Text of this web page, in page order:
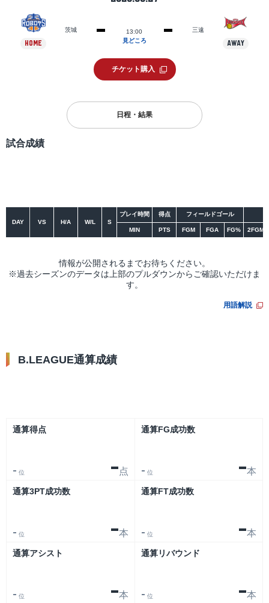
HOME
茨城
13:00
見どころ
三遠
AWAY
チケット購入
日程・結果
試合成績
DAY VS H/A W/L S
プレイ時間 得点 フィールドゴール
MIN PTS FGM FGA FG% 2FGM
情報が公開されるまでお待ちください。
※過去シーズンのデータは上部のプルダウンからご確認いただけま
す。
用語解説
B.LEAGUE通算成績
通算得点
- 位 -点
通算FG成功数
- 位 -本
通算3PT成功数
- 位 -本
通算FT成功数
- 位 -本
通算アシスト
- 位 -本
通算リバウンド
- 位 -本